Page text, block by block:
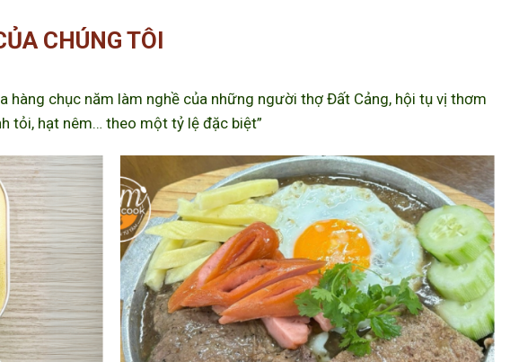
CHÚNG TÔI
hàng chục năm làm nghề của những người thợ Đất Cảng, hội tụ vị thơm
tỏi, hạt nêm… theo một tỷ lệ đặc biệt”